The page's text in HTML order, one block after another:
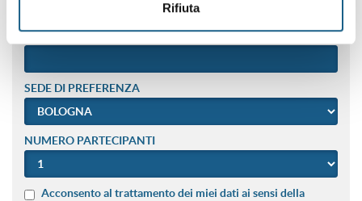
Rifiuta
COGNOME
SEDE DI PREFERENZA
NUMERO PARTECIPANTI
Acconsento al trattamento dei miei dati ai sensi della